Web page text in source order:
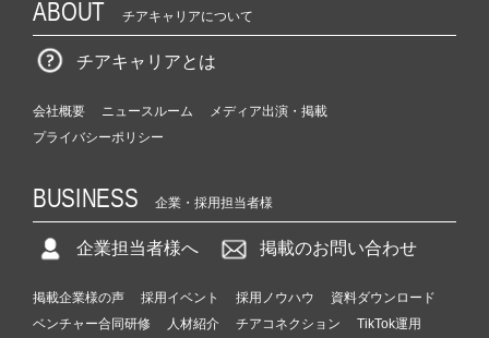
ABOUT チアキャリアについて
チアキャリアとは
会社概要 ニュースルーム
メディア出演・掲載
プライバシーポリシー
BUSINESS 企業・採用担当者様
企業担当者様へ 掲載のお問い合わせ
掲載企業様の声 採用イベント 採用ノウハウ
資料ダウンロード
ベンチャー合同研修
人材紹介 チアコネクション TikTok運用